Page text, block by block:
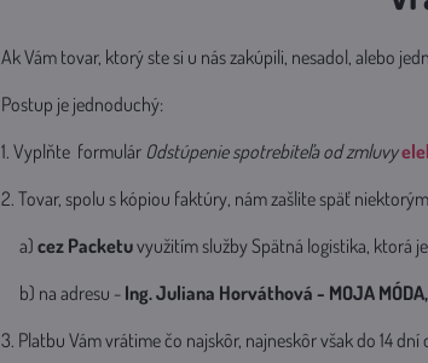
Ak Vám tovar, ktorý ste si u nás zakúpili, nesadol, alebo
Postup je jednoduchý:
1. Vyplňte formulár Odstúpenie spotrebiteľa od zmluvy
2. Tovar, spolu s kópiou faktúry, nám zašlite späť
a) cez Packetuvyužitím služby Spätná logistika, ktorá
b) na adresu - Ing. Juliana Horváthová - MOJA
3. Platbu Vám vrátime čo najskôr, najneskôr však do 14